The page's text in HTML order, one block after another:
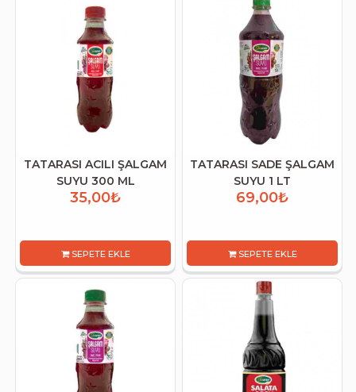
TATARASI ACILI ŞALGAM
SUYU 300 ML
35,00₺
SEPETE EKLE
TATARASI SADE ŞALGAM
SUYU 1 LT
69,00₺
SEPETE EKLE